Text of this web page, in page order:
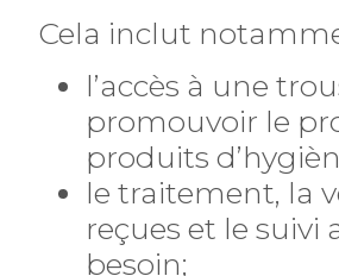
Cela inclut
l’accès à une
promouvoir le
produits
le traitement, la
reçues et le suivi
besoin;